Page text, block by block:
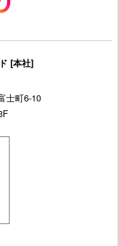
[本社]
士町6-10